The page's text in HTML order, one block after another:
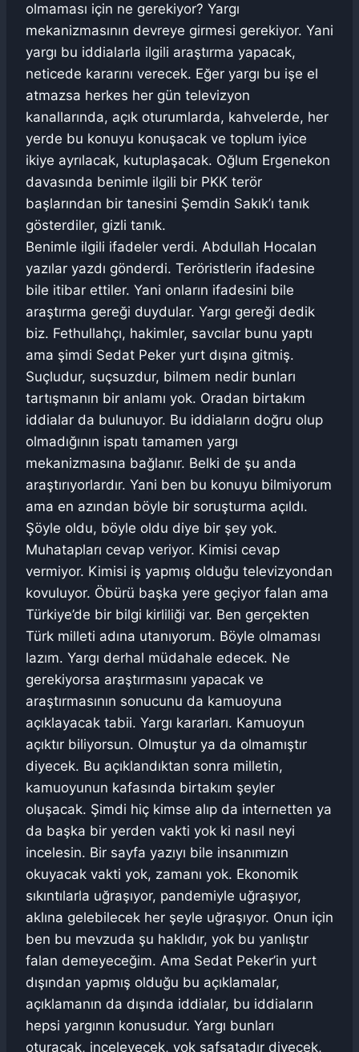
olmaması için ne gerekiyor? Yargı
mekanizmasının devreye girmesi gerekiyor. Yani
yargı bu iddialarla ilgili araştırma yapacak,
neticede kararını verecek. Eğer yargı bu işe el
atmazsa herkes her gün televizyon
kanallarında, açık oturumlarda, kahvelerde, her
yerde bu konuyu konuşacak ve toplum iyice
ikiye ayrılacak, kutuplaşacak. Oğlum Ergenekon
davasında benimle ilgili bir PKK terör
başlarından bir tanesini Şemdin Sakık’ı tanık
gösterdiler, gizli tanık.
Benimle ilgili ifadeler verdi. Abdullah Hocalan
yazılar yazdı gönderdi. Teröristlerin ifadesine
bile itibar ettiler. Yani onların ifadesini bile
araştırma gereği duydular. Yargı gereği dedik
biz. Fethullahçı, hakimler, savcılar bunu yaptı
ama şimdi Sedat Peker yurt dışına gitmiş.
Suçludur, suçsuzdur, bilmem nedir bunları
tartışmanın bir anlamı yok. Oradan birtakım
iddialar da bulunuyor. Bu iddiaların doğru olup
olmadığının ispatı tamamen yargı
mekanizmasına bağlanır. Belki de şu anda
araştırıyorlardır. Yani ben bu konuyu bilmiyorum
ama en azından böyle bir soruşturma açıldı.
Şöyle oldu, böyle oldu diye bir şey yok.
Muhatapları cevap veriyor. Kimisi cevap
vermiyor. Kimisi iş yapmış olduğu televizyondan
kovuluyor. Öbürü başka yere geçiyor falan ama
Türkiye’de bir bilgi kirliliği var. Ben gerçekten
Türk milleti adına utanıyorum. Böyle olmaması
lazım. Yargı derhal müdahale edecek. Ne
gerekiyorsa araştırmasını yapacak ve
araştırmasının sonucunu da kamuoyuna
açıklayacak tabii. Yargı kararları. Kamuoyun
açıktır biliyorsun. Olmuştur ya da olmamıştır
diyecek. Bu açıklandıktan sonra milletin,
kamuoyunun kafasında birtakım şeyler
oluşacak. Şimdi hiç kimse alıp da internetten ya
da başka bir yerden vakti yok ki nasıl neyi
incelesin. Bir sayfa yazıyı bile insanımızın
okuyacak vakti yok, zamanı yok. Ekonomik
sıkıntılarla uğraşıyor, pandemiyle uğraşıyor,
aklına gelebilecek her şeyle uğraşıyor. Onun için
ben bu mevzuda şu haklıdır, yok bu yanlıştır
falan demeyeceğim. Ama Sedat Peker’in yurt
dışından yapmış olduğu bu açıklamalar,
açıklamanın da dışında iddialar, bu iddiaların
hepsi yargının konusudur. Yargı bunları
oturacak, inceleyecek, yok safsatadır diyecek,